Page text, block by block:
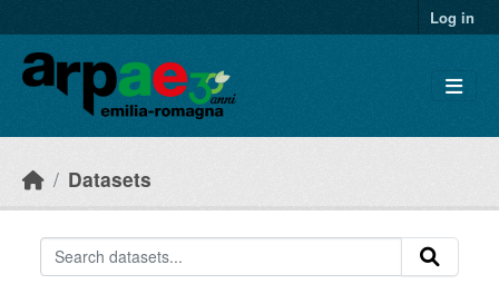
Log in
Datasets